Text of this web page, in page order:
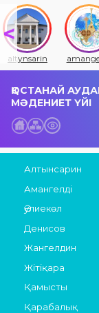
altynsarin
ҚОСТАНАЙ
МӘДЕНИЕТ ҮЙІ
Алтынсарин
Амангелді
Әулиекөл
Денисов
Жангелдин
Жітіқара
Қамысты
Қарабалық